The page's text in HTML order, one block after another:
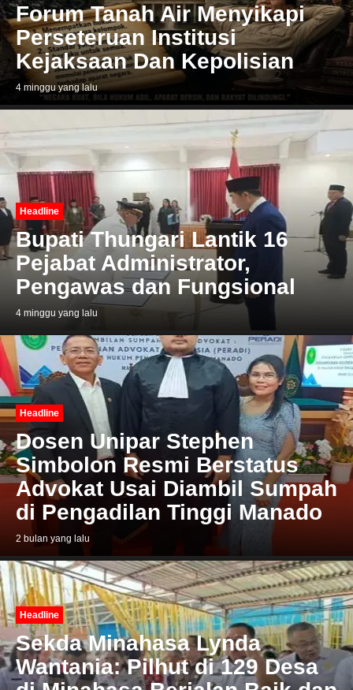
Forum Tanah Air Menyikapi
Perseteruan Institusi
Kejaksaan Dan Kepolisian
4 minggu yang lalu
Headline
Bupati Thungari Lantik 16
Pejabat Administrator,
Pengawas dan Fungsional
4 minggu yang lalu
Headline
Dosen Unipar Stephen
Simbolon Resmi Berstatus
Advokat Usai Diambil Sumpah
di Pengadilan Tinggi Manado
2 bulan yang lalu
Headline
Sekda Minahasa Lynda
Wantania: Pilhut di 129 Desa